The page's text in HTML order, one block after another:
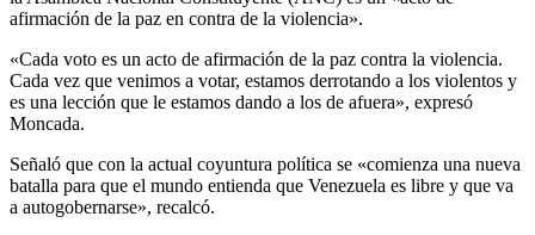
afirmación de la paz en contra de la violencia».
«Cada voto es un acto de afirmación de la paz contra la violencia.
Cada vez que venimos a votar, estamos derrotando a los violentos y
es una lección que le estamos dando a los de afuera», expresó
Moncada.
Señaló que con la actual coyuntura política se «comienza una nueva
batalla para que el mundo entienda que Venezuela es libre y que va
a autogobernarse», recalcó.